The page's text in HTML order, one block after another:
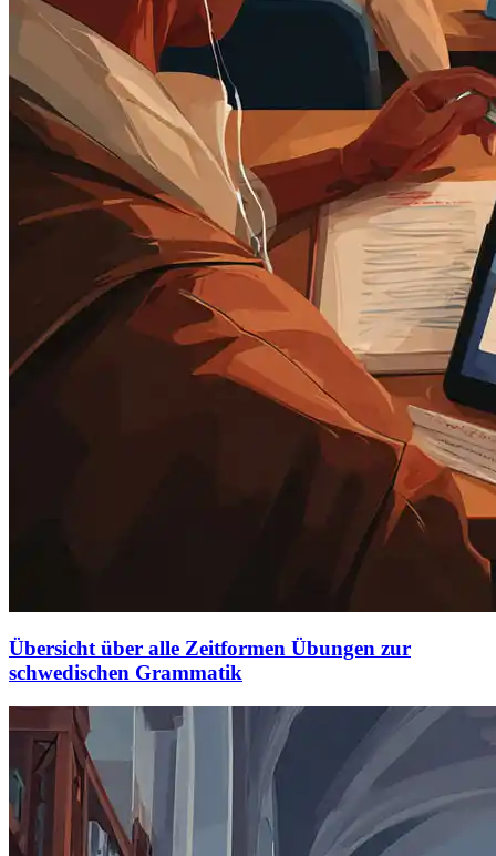
Übersicht über alle Zeitformen Übungen zur
schwedischen Grammatik